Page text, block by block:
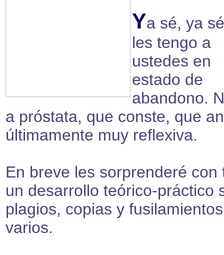
Ya sé, ya
les tengo a
ustedes en
estado de
abandono.
a próstata, que conste, que
últimamente muy reflexiva.
En breve les sorprenderé con
un desarrollo teórico-práctico
plagios, copias y fusilamientos
varios.